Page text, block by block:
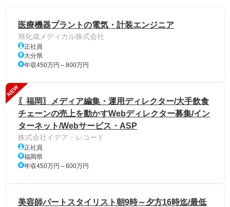
医療機器プラントの電気・計装エンジニア
旭化成メディカル株式会社
正社員
大分県
年収450万円～800万円
NEW
〖福岡〗メディア編集・運用ディレクター/大手飲食
チェーンの売上を動かすWebディレクター募集/イン
ターネット/Webサービス・ASP
株式会社イデア・レコード
正社員
福岡県
年収450万円～600万円
美容師パートスタイリスト朝9時～夕方16時迄/最低